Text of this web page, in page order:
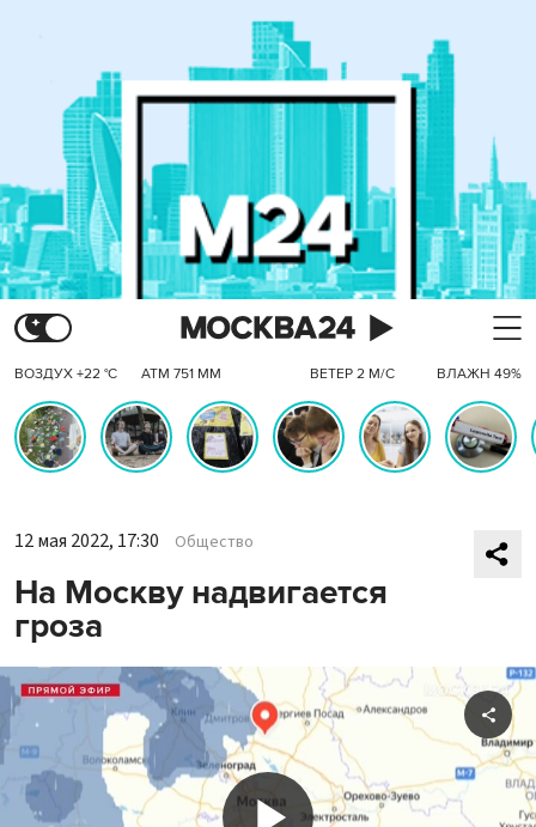
ВОЗДУХ +22 °C АТМ 751 ММ ВЕТЕР 2 М/С ВЛАЖН 49%
12 мая 2022, 17:30 Общество
На Москву надвигается
гроза